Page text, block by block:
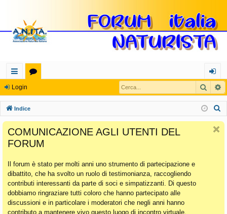
oll
eg
a
m
en
ti
Ra
pi
u
m
og
in
Login Cerca
Indice
COMUNICAZIONE AGLI UTENTI DEL
FORUM
Il forum è stato per molti anni uno strumento di partecipazione e
dibattito, che ha svolto un ruolo di testimonianza, raccogliendo
contributi interessanti da parte di soci e simpatizzanti. Di questo
dobbiamo ringraziare tutti coloro che hanno partecipato alle
discussioni e in particolare i moderatori che negli anni hanno
contributo a mantenere vivo questo luogo di incontro virtuale.